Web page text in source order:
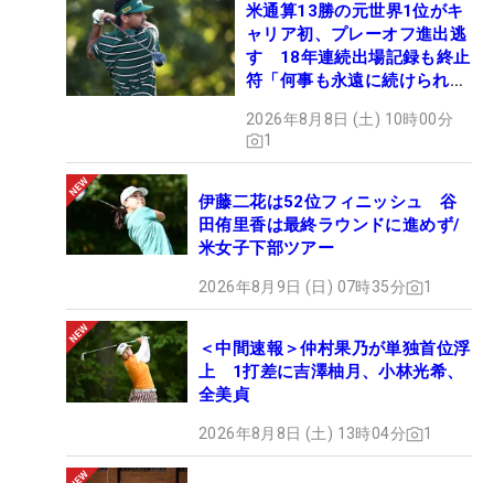
米通算13勝の元世界1位がキ
ャリア初、プレーオフ進出逃
す 18年連続出場記録も終止
符「何事も永遠に続けられな
2026年8月8日 (土) 10時00分
1
伊藤二花は52位フィニッシュ 谷
田侑里香は最終ラウンドに進めず/
米女子下部ツアー
2026年8月9日 (日) 07時35分 1
＜中間速報＞仲村果乃が単独首位浮
上 1打差に吉澤柚月、小林光希、
全美貞
2026年8月8日 (土) 13時04分 1